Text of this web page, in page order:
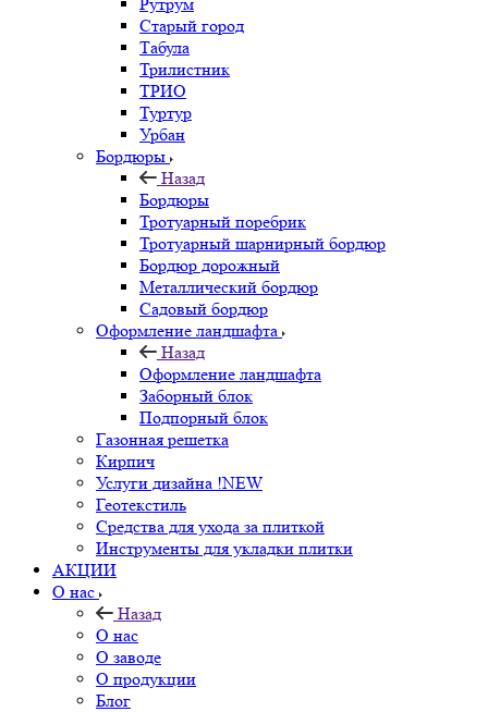
Старый город
Табула
Трилистник
ТРИО
Туртур
Урбан
Бордюры
Назад
Бордюры
Тротуарный поребрик
Тротуарный шарнирный бордюр
Бордюр дорожный
Металлический бордюр
Садовый бордюр
Оформление ландшафта
Назад
Оформление ландшафта
Заборный блок
Подпорный блок
Газонная решетка
Кирпич
Услуги дизайна !NEW
Геотекстиль
Средства для ухода за плиткой
Инструменты для укладки плитки
АКЦИИ
О нас
Назад
О нас
О заводе
О продукции
Блог